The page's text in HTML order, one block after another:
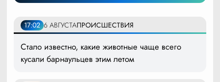
17:02 6 АВГУСТАПРОИСШЕСТВИЯ
Стало известно, какие животные чаще всего
кусали барнаульцев этим летом